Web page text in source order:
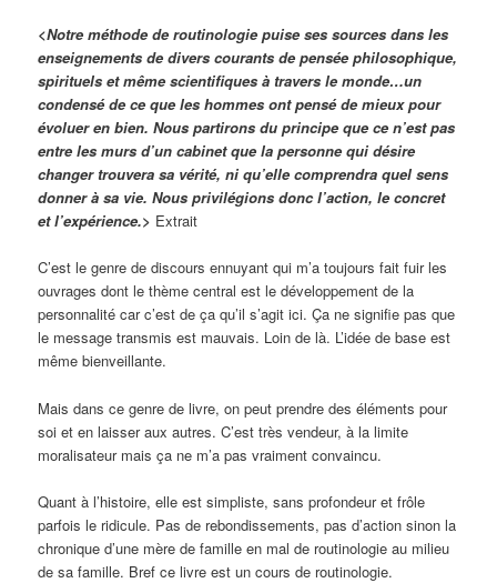
<Notre méthode de routinologie puise ses sources dans les
enseignements de divers courants de pensée philosophique,
spirituels et même scientifiques à travers le monde…un
condensé de ce que les hommes ont pensé de mieux pour
évoluer en bien. Nous partirons du principe que ce n’est pas
entre les murs d’un cabinet que la personne qui désire
changer trouvera sa vérité, ni qu’elle comprendra quel sens
donner à sa vie. Nous privilégions donc l’action, le concret
et l’expérience.> Extrait
C’est le genre de discours ennuyant qui m’a toujours fait fuir les
ouvrages dont le thème central est le développement de la
personnalité car c’est de ça qu’il s’agit ici. Ça ne signifie pas que
le message transmis est mauvais. Loin de là. L’idée de base est
même bienveillante.
Mais dans ce genre de livre, on peut prendre des éléments pour
soi et en laisser aux autres. C’est très vendeur, à la limite
moralisateur mais ça ne m’a pas vraiment convaincu.
Quant à l’histoire, elle est simpliste, sans profondeur et frôle
parfois le ridicule. Pas de rebondissements, pas d’action sinon la
chronique d’une mère de famille en mal de routinologie au milieu
de sa famille. Bref ce livre est un cours de routinologie.